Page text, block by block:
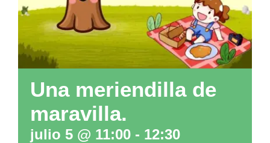
Una meriendilla de
maravilla.
julio 5 @ 11:00 - 12:30